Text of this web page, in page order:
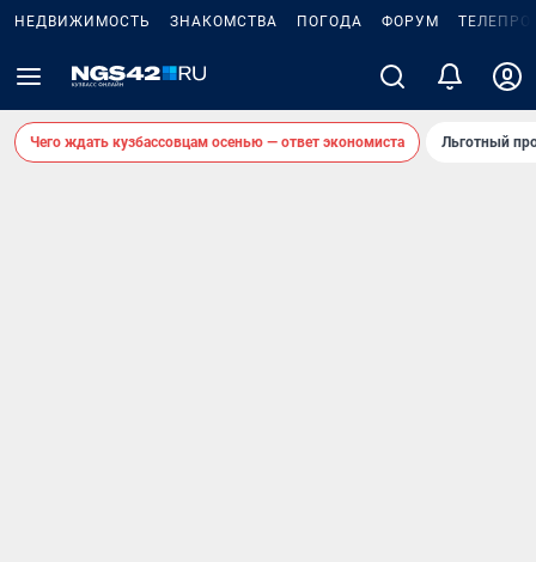
НЕДВИЖИМОСТЬ ЗНАКОМСТВА ПОГОДА ФОРУМ
Чего ждать кузбассовцам осенью — ответ экономиста Льготный